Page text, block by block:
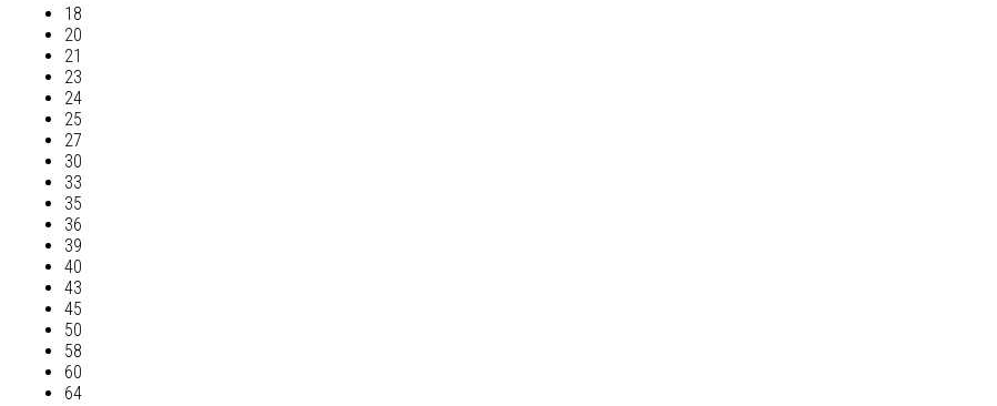
18
20
21
23
24
25
27
30
33
35
36
39
40
43
45
50
58
60
64